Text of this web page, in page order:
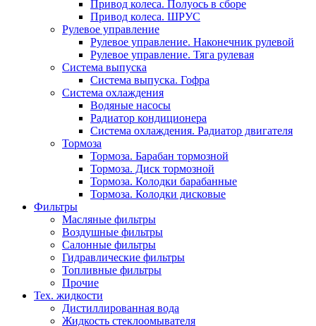
Привод колеса. Полуось в сборе
Привод колеса. ШРУС
Рулевое управление
Рулевое управление. Наконечник рулевой
Рулевое управление. Тяга рулевая
Система выпуска
Система выпуска. Гофра
Система охлаждения
Водяные насосы
Радиатор кондиционера
Система охлаждения. Радиатор двигателя
Тормоза
Тормоза. Барабан тормозной
Тормоза. Диск тормозной
Тормоза. Колодки барабанные
Тормоза. Колодки дисковые
Фильтры
Масляные фильтры
Воздушные фильтры
Салонные фильтры
Гидравлические фильтры
Топливные фильтры
Прочие
Тех. жидкости
Дистиллированная вода
Жидкость стеклоомывателя